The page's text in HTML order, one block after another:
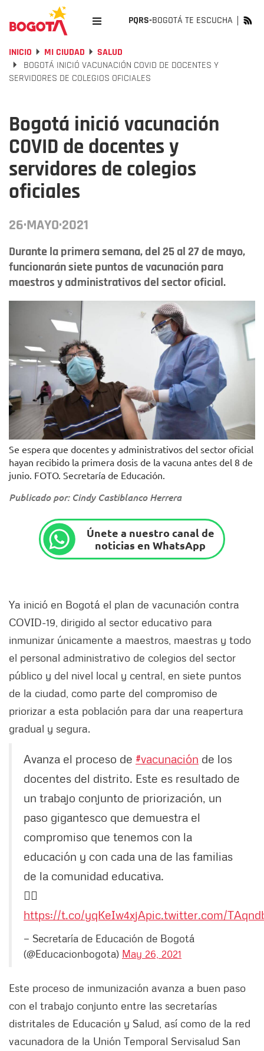
PQRS-BOGOTÁ TE ESCUCHA
INICIO MI CIUDAD
SALUD
BOGOTÁ INICIÓ VACUNACIÓN COVID DE DOCENTES Y
SERVIDORES DE COLEGIOS OFICIALES
Bogotá inició vacunación
COVID de docentes y
servidores de colegios
oficiales
26·MAYO·2021
Durante la primera semana, del 25 al 27 de mayo,
funcionarán siete puntos de vacunación para
maestros y administrativos del sector oficial.
Se espera que docentes y administrativos del sector oficial
hayan recibido la primera dosis de la vacuna antes del 8 de
junio. FOTO. Secretaría de Educación.
Publicado por: Cindy Castiblanco Herrera
Únete a nuestro canal de
noticias en WhatsApp
Ya inició en Bogotá el plan de vacunación contra
COVID-19, dirigido al sector educativo para
inmunizar únicamente a maestros, maestras y todo
el personal administrativo de colegios del sector
público y del nivel local y central, en siete puntos
de la ciudad, como parte del compromiso de
priorizar a esta población para dar una reapertura
gradual y segura.
Avanza el proceso de #vacunación de los
docentes del distrito. Este es resultado de
un trabajo conjunto de priorización, un
paso gigantesco que demuestra el
compromiso que tenemos con la
educación y con cada una de las familias
de la comunidad educativa.
👉🏻
https://t.co/yqKeIw4xjApic.twitter.com/
— Secretaría de Educación de Bogotá
(@Educacionbogota) May 26, 2021
Este proceso de inmunización avanza a buen paso
con el trabajo conjunto entre las secretarías
distritales de Educación y Salud, así como de la red
vacunadora de la Unión Temporal Servisalud San